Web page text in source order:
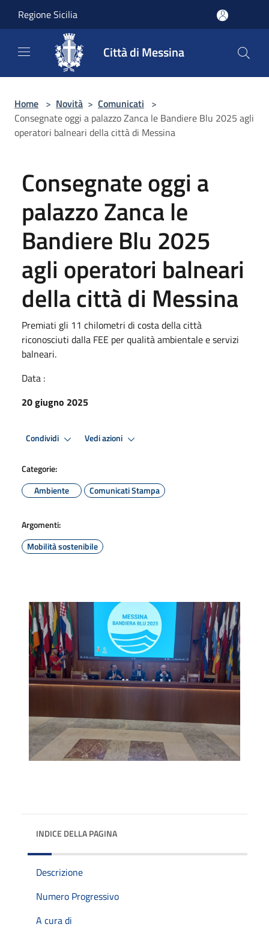
Regione Sicilia
Città di Messina
Home > Novità > Comunicati >
Consegnate oggi a palazzo Zanca le Bandiere Blu 2025 agli
operatori balneari della città di Messina
Consegnate oggi a
palazzo Zanca le
Bandiere Blu 2025
agli operatori balneari
della città di Messina
Premiati gli 11 chilometri di costa della città
riconosciuti dalla FEE per qualità ambientale e servizi
balneari.
Data :
20 giugno 2025
Condividi Vedi azioni
Categorie:
Ambiente
Comunicati Stampa
Argomenti:
Mobilità sostenibile
INDICE DELLA PAGINA
Descrizione
Numero Progressivo
A cura di